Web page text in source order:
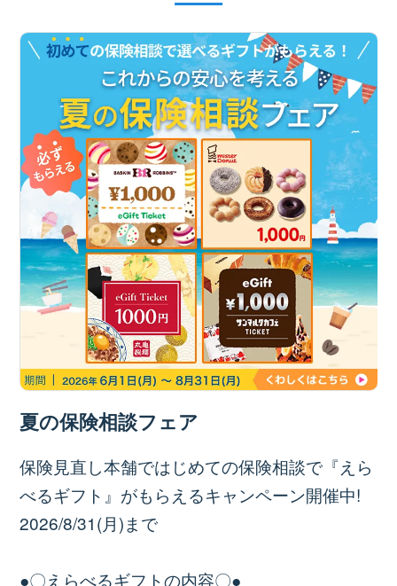
夏の保険相談フェア
保険見直し本舗ではじめての保険相談で『えら
べるギフト』がもらえるキャンペーン開催中!
2026/8/31(月)まで
●〇えらべるギフトの内容〇●